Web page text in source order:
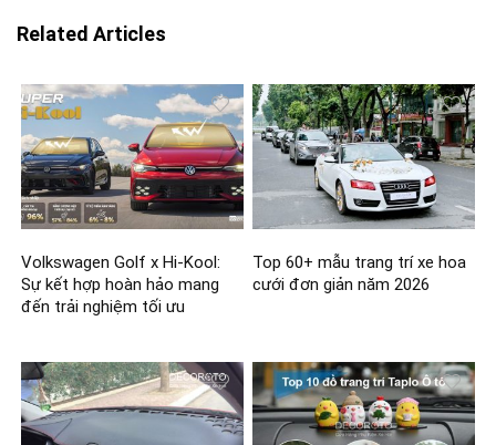
Related Articles
Volkswagen Golf x Hi-Kool:
Sự kết hợp hoàn hảo mang
đến trải nghiệm tối ưu
Top 60+ mẫu trang trí xe hoa
cưới đơn giản năm 2026